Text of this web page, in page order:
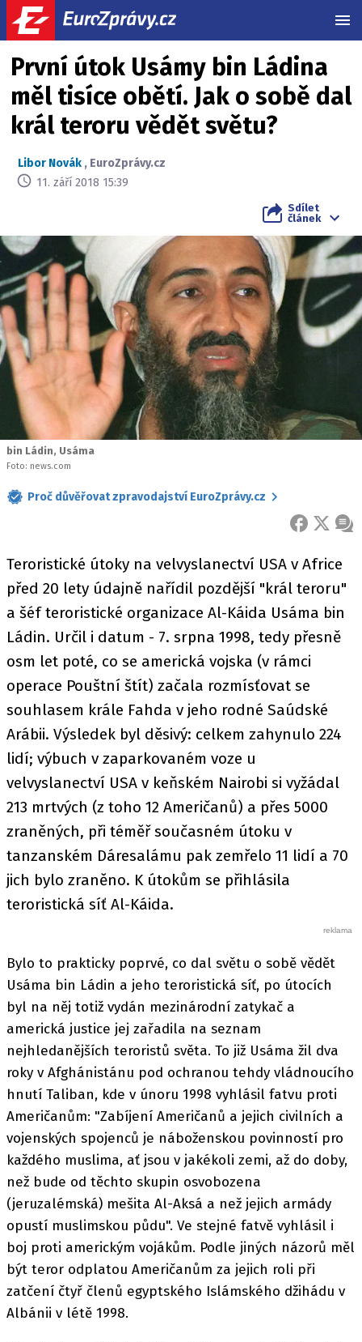
První útok Usámy bin Ládina
měl tisíce obětí. Jak o sobě dal
král teroru vědět světu?
Libor Novák , EuroZprávy.cz
11. září 2018 15:39
Sdílet
článek
bin Ládin, Usáma
Foto: news.com
Proč důvěřovat zpravodajství EuroZprávy.cz
FACEBOOK
X
Teroristické útoky na velvyslanectví USA v Africe
před 20 lety údajně nařídil pozdější "král teroru"
a šéf teroristické organizace Al-Káida Usáma bin
Ládin. Určil i datum - 7. srpna 1998, tedy přesně
osm let poté, co se americká vojska (v rámci
operace Pouštní štít) začala rozmísťovat se
souhlasem krále Fahda v jeho rodné Saúdské
Arábii. Výsledek byl děsivý: celkem zahynulo 224
lidí; výbuch v zaparkovaném voze u
velvyslanectví USA v keňském Nairobi si vyžádal
213 mrtvých (z toho 12 Američanů) a přes 5000
zraněných, při téměř současném útoku v
tanzanském Dáresalámu pak zemřelo 11 lidí a 70
jich bylo zraněno. K útokům se přihlásila
teroristická síť Al-Káida.
Bylo to prakticky poprvé, co dal světu o sobě vědět
Usáma bin Ládin a jeho teroristická síť, po útocích
byl na něj totiž vydán mezinárodní zatykač a
americká justice jej zařadila na seznam
nejhledanějších teroristů světa. To již Usáma žil dva
roky v Afghánistánu pod ochranou tehdy vládnoucího
hnutí Taliban, kde v únoru 1998 vyhlásil fatvu proti
Američanům: "Zabíjení Američanů a jejich civilních a
vojenských spojenců je náboženskou povinností pro
každého muslima, ať jsou v jakékoli zemi, až do doby,
než bude od těchto skupin osvobozena
(jeruzalémská) mešita Al-Aksá a než jejich armády
opustí muslimskou půdu". Ve stejné fatvě vyhlásil i
boj proti americkým vojákům. Podle jiných názorů měl
být teror odplatou Američanům za jejich roli při
zatčení čtyř členů egyptského Islámského džihádu v
Albánii v létě 1998.